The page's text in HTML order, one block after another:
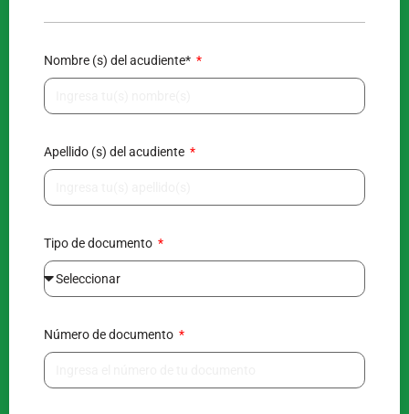
Nombre (s) del acudiente*
Apellido (s) del acudiente
Tipo de documento
Número de documento